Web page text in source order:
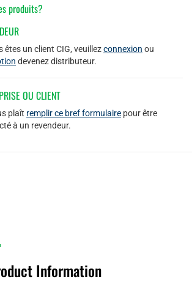
produits?
êtes un client CIG, veuillezconnexion ou
devenez distributeur.
OU CLIENT
plaît remplir ce bref formulaire pour être
à un revendeur.
Information